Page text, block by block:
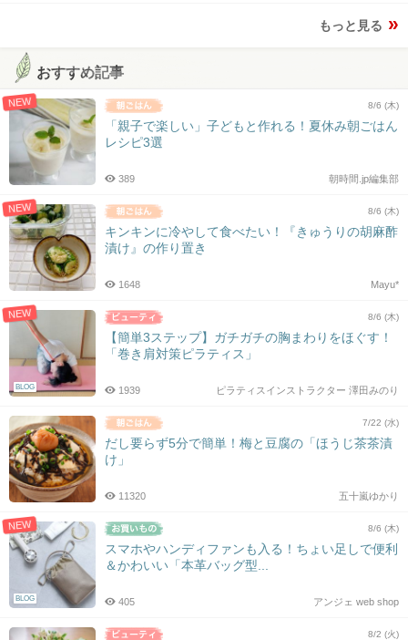
もっと見る
おすすめ記事
NEW 8/6 (木)
「親子で楽しい」子どもと作れる！夏休み朝ごはん
レシピ3選
朝時間.jp編集部
389
NEW 8/6 (木)
キンキンに冷やして食べたい！『きゅうりの胡麻酢
漬け』の作り置き
Mayu*
1648
NEW
BLOG
8/6 (木)
【簡単3ステップ】ガチガチの胸まわりをほぐす！
「巻き肩対策ピラティス」
ピラティスインストラクター 澤田みのり
1939
7/22 (水)
だし要らず5分で簡単！梅と豆腐の「ほうじ茶茶漬
け」
五十嵐ゆかり
11320
NEW
BLOG
8/6 (木)
スマホやハンディファンも入る！ちょい足しで便利
＆かわいい「本革バッグ型...
アンジェ web shop
405
8/2 (火)